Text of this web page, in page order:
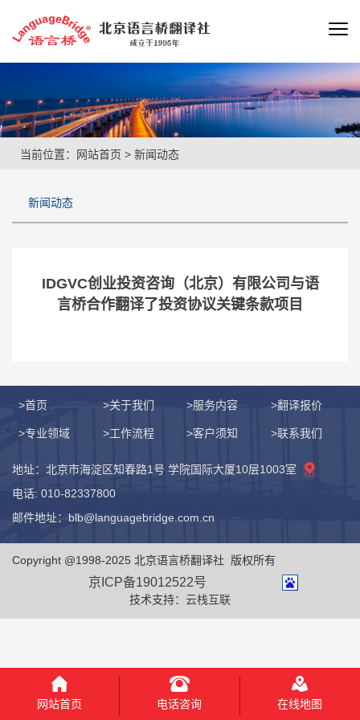
当前位置： 网站首页 > 新闻动态
新闻动态
IDGVC创业投资咨询（北京）有限公司与语
言桥合作翻译了投资协议关键条款项目
>首页 >关于我们 >服务内容 >翻译报价
>专业领域 >工作流程 >客户须知 >联系我们
地址：北京市海淀区知春路1号 学院国际大厦10层1003室
电话: 010-82337800
邮件地址：blb@languagebridge.com.cn
Copyright @1998-2025 北京语言桥翻译社 版权所有
京ICP备19012522号
技术支持： 云栈互联
网站首页 电话咨询 在线地图